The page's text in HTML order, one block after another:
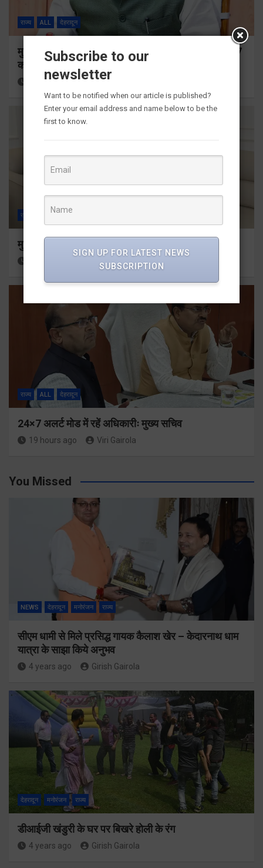
राज्य ALL देहरादून
मुख्यमंत्री ने प्रदान की विभिन्न विकास योजनाओं के लिए 1967
करोड़ की वित्तीय स्वीकृति
17 hours ago Viri Gairola
राज्य
मुख्यमंत्री से महानिदेशक एनसीसी ने की शिष्टाचार भेंट
Viri Gairola
राज्य ALL देहरादून
24×7 अलर्ट मोड में रहें अधिकारीः मुख्य सचिव
19 hours ago Viri Gairola
You Missed
NEWS देहरादून मनोरंजन राज्य
सीएम धामी से मिले प्रसिद्ध गायक कैलाश खेर – केदारनाथ धाम
यात्रा के साझा किये अनुभव
4 years ago Girish Gairola
देहरादून मनोरंजन राज्य
डीआईजी खंडुरी के घर पर बिखरे होली के रंग
4 years ago Girish Gairola
Subscribe to our
newsletter
Want to be notified when our article is published?
Enter your email address and name below to be the
first to know.
SIGN UP FOR LATEST NEWS
SUBSCRIPTION